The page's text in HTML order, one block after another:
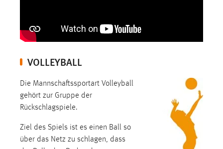
VOLLEYBALL
Die Mannschaftssportart Volleyball
gehört zur Gruppe der
Rückschlagspiele.
Ziel des Spiels ist es einen Ball so
über das Netz zu schlagen, dass
Name:
MibewSessionID, MIBEW_UserID, mibew_locale, mibew-
Wird benötigt um die Chatfunktion nutzen zu können.
Cookie Laufzeit:
MibewSessionID, mibew-chat-frame-style-
5e9dbeb1811c0446 = Sitzungslaufzeit, mibew_locale = 3
Jahre, MIBEW_UserID = 1 Jahr